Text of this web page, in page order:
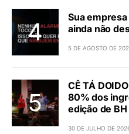
Sua
ainda não
5 DE AGOSTO DE
CÊ TÁ
80% dos
edição de BH
30 DE JULHO DE